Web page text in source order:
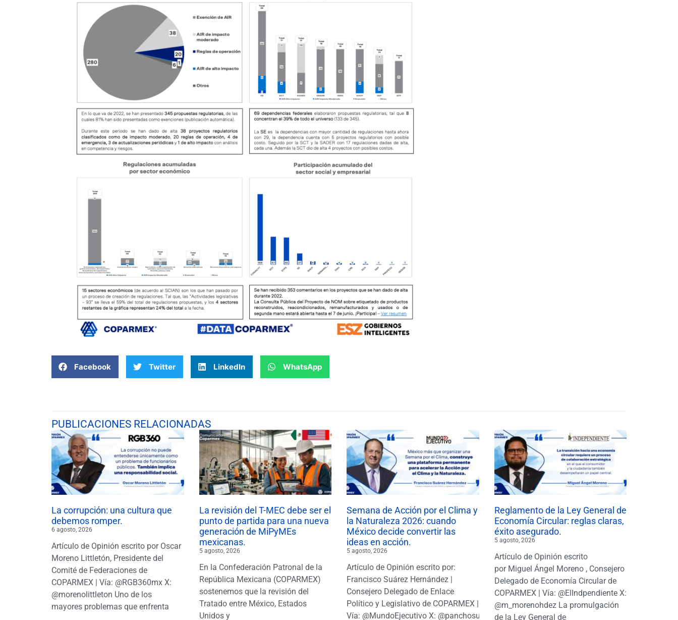
Facebook Twitter LinkedIn WhatsApp
PUBLICACIONES RELACIONADAS
La corrupción: una cultura que
debemos romper.
6 agosto, 2026
Artículo de Opinión escrito por Oscar
Moreno Littletón, Presidente del
Comité de Federaciones de
COPARMEX | Vía: @RGB360mx X:
@morenolittleton Uno de los
mayores problemas que enfrenta
La revisión del T-MEC debe ser el
punto de partida para una nueva
generación de MiPyMEs
mexicanas.
5 agosto, 2026
En la Confederación Patronal de la
República Mexicana (COPARMEX)
sostenemos que la revisión del
Tratado entre México, Estados
Unidos y
Semana de Acción por el Clima y
la Naturaleza 2026: cuando
México decide convertir las
ideas en acción.
5 agosto, 2026
Artículo de Opinión escrito por:
Francisco Suárez Hernández |
Consejero Delegado de Enlace
Político y Legislativo de COPARMEX |
Vía: @MundoEjecutivo X: @panchosuarezh
Reglamento de la Ley General de
Economía Circular: reglas claras,
éxito asegurado.
5 agosto, 2026
Artículo de Opinión escrito
por Miguel Ángel Moreno , Consejero
Delegado de Economía Circular de
COPARMEX | Vía: @ElIndpendiente X:
@m_morenohdez La promulgación
de la Ley General de